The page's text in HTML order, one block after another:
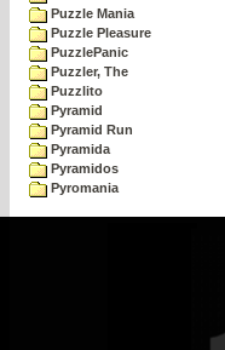
Puzzle Mania
Puzzle Pleasure
PuzzlePanic
Puzzler, The
Puzzlito
Pyramid
Pyramid Run
Pyramida
Pyramidos
Pyromania